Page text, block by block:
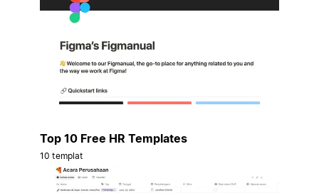
Top 10 Free HR Templates
10 templat